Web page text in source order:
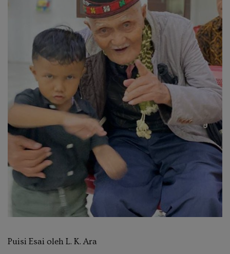
Puisi Esai oleh L. K. Ara